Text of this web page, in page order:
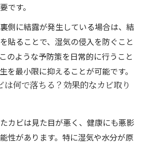
です。
側に結露が発生している場合は、結
貼ることで、湿気の侵入を防ぐこと
のような予防策を日常的に行うこと
を最小限に抑えることが可能です。
は何で落ちる？効果的なカビ取り
カビは見た目が悪く、健康にも悪影
性があります。特に湿気や水分が原